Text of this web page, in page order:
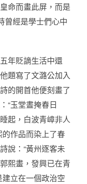
命而畫此屏，而是
曾經是學士們心中
年貶謫生活中還
題寫了文潞公加入
的開首他便刻畫了
“玉堂晝掩春日
起，白波青嶂非人
作品而染上了春
說：“黃州逐客未
熙畫，發興已在青
立在一個政治空